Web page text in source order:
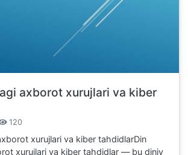
axborot xurujlari va kiber
120
xurujlari va kiber tahdidlarDin
xurujlari va kiber tahdidlar — bu diniy